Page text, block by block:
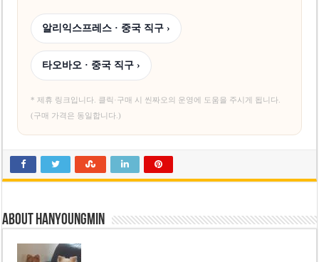
알리익스프레스 · 중국 직구 ›
타오바오 · 중국 직구 ›
* 제휴 링크입니다. 클릭·구매 시 씬짜오의 운영에 도움을 주시게 됩니다.
(구매 가격은 동일합니다.)
About hanyoungmin